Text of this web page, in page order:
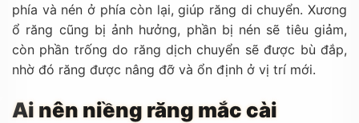
phía và nén ở phía còn lại, giúp răng di chuyển. Xương
ổ răng cũng bị ảnh hưởng, phần bị nén sẽ tiêu giảm,
còn phần trống do răng dịch chuyển sẽ được bù đắp,
nhờ đó răng được nâng đỡ và ổn định ở vị trí mới.
Ai nên niềng răng mắc cài